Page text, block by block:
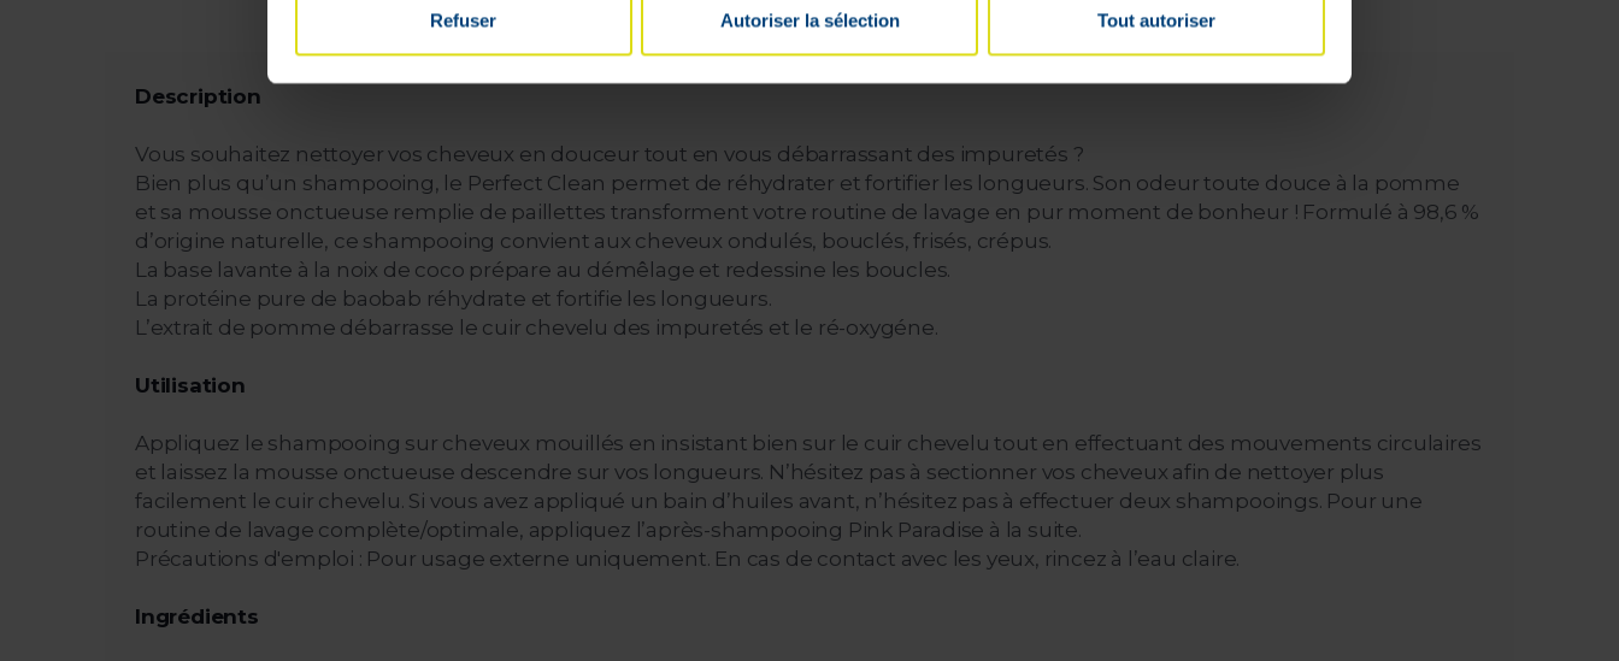
Refuser Autoriser la sélection Tout autoriser
Description
Vous souhaitez nettoyer vos cheveux en douceur tout en vous débarrassant des impuretés ?
Bien plus qu’un shampooing, le Perfect Clean permet de réhydrater et fortifier les longueurs. Son odeur toute douce à la pomme
et sa mousse onctueuse remplie de paillettes transforment votre routine de lavage en pur moment de bonheur ! Formulé à 98,6 %
d’origine naturelle, ce shampooing convient aux cheveux ondulés, bouclés, frisés, crépus.
La base lavante à la noix de coco prépare au démêlage et redessine les boucles.
La protéine pure de baobab réhydrate et fortifie les longueurs.
L’extrait de pomme débarrasse le cuir chevelu des impuretés et le ré-oxygéne.
Utilisation
Appliquez le shampooing sur cheveux mouillés en insistant bien sur le cuir chevelu tout en effectuant des mouvements circulaires
et laissez la mousse onctueuse descendre sur vos longueurs. N’hésitez pas à sectionner vos cheveux afin de nettoyer plus
facilement le cuir chevelu. Si vous avez appliqué un bain d’huiles avant, n’hésitez pas à effectuer deux shampooings. Pour une
routine de lavage complète/optimale, appliquez l’après-shampooing Pink Paradise à la suite.
Précautions d'emploi : Pour usage externe uniquement. En cas de contact avec les yeux, rincez à l’eau claire.
Ingrédients